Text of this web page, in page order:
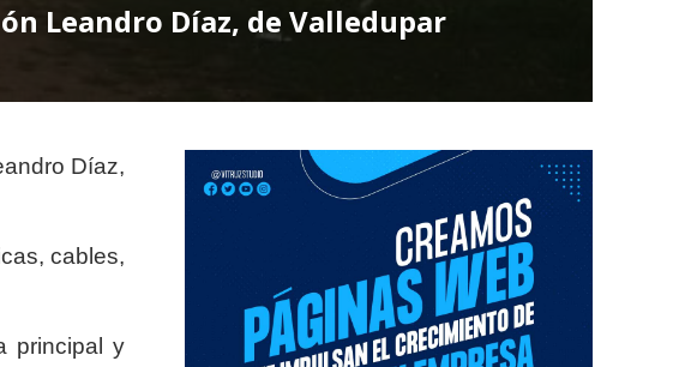
Leandro Díaz, de Valledupar
Díaz,
cables,
principal y